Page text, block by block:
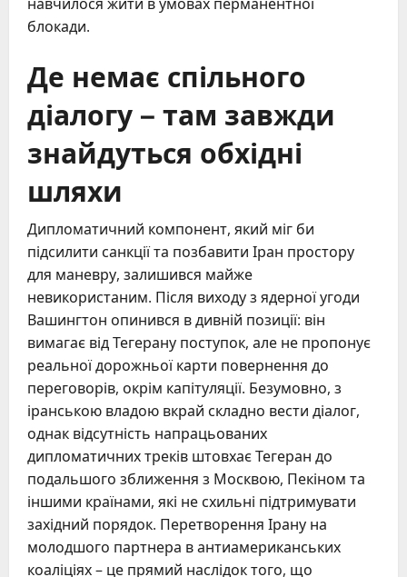
навчилося жити в умовах перманентної
блокади.
Де немає спільного
діалогу – там завжди
знайдуться обхідні
шляхи
Дипломатичний компонент, який міг би
підсилити санкції та позбавити Іран простору
для маневру, залишився майже
невикористаним. Після виходу з ядерної угоди
Вашингтон опинився в дивній позиції: він
вимагає від Тегерану поступок, але не пропонує
реальної дорожньої карти повернення до
переговорів, окрім капітуляції. Безумовно, з
іранською владою вкрай складно вести діалог,
однак відсутність напрацьованих
дипломатичних треків штовхає Тегеран до
подальшого зближення з Москвою, Пекіном та
іншими країнами, які не схильні підтримувати
західний порядок. Перетворення Ірану на
молодшого партнера в антиамериканських
коаліціях – це прямий наслідок того, що